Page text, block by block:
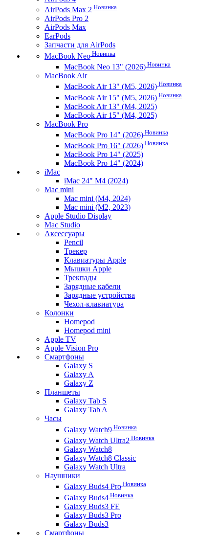
AirPods Max 2 Новинка
AirPods Pro 2
AirPods Max
EarPods
Запчасти для AirPods
MacBook Neo Новинка
MacBook Neo 13" (2026) Новинка
MacBook Air
MacBook Air 13" (M5, 2026) Новинка
MacBook Air 15" (M5, 2026) Новинка
MacBook Air 13" (M4, 2025)
MacBook Air 15" (M4, 2025)
MacBook Pro
MacBook Pro 14" (2026) Новинка
MacBook Pro 16" (2026) Новинка
MacBook Pro 14" (2025)
MacBook Pro 14" (2024)
iMac
iMac 24" M4 (2024)
Mac mini
Mac mini (M4, 2024)
Mac mini (M2, 2023)
Apple Studio Display
Mac Studio
Аксессуары
Pencil
Трекер
Клавиатуры Apple
Мышки Apple
Трекпады
Зарядные кабели
Зарядные устройства
Чехол-клавиатура
Колонки
Homepod
Homepod mini
Apple TV
Apple Vision Pro
Смартфоны
Galaxy S
Galaxy A
Galaxy Z
Планшеты
Galaxy Tab S
Galaxy Tab A
Часы
Galaxy Watch9 Новинка
Galaxy Watch Ultra2 Новинка
Galaxy Watch8
Galaxy Watch8 Classic
Galaxy Watch Ultra
Наушники
Galaxy Buds4 Pro Новинка
Galaxy Buds4 Новинка
Galaxy Buds3 FE
Galaxy Buds3 Pro
Galaxy Buds3
Смартфоны